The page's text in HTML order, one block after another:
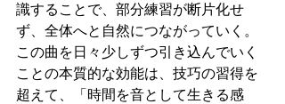
識することで、部分練習が断片化せ
ず、全体へと自然につながっていく。
この曲を日々少しずつ引き込んでいく
ことの本質的な効能は、技巧の習得を
超えて、「時間を音として生きる感